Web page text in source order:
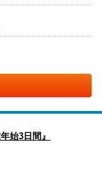
始3日間』